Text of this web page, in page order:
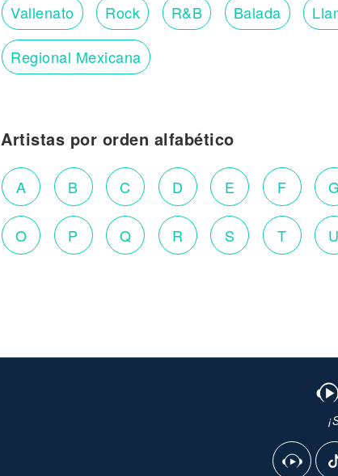
Vallenato Rock R&B Balada
Regional Mexicana
Artistas por orden alfabético
A B C D E F G
O P Q R S T U